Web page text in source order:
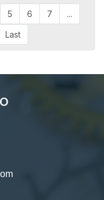
5 6 7 ...
Last